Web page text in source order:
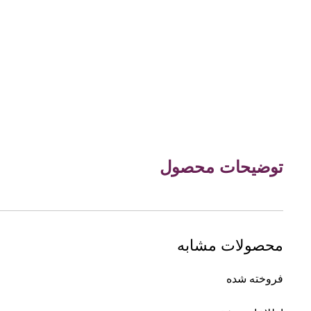
توضیحات محصول
محصولات مشابه
فروخته شده